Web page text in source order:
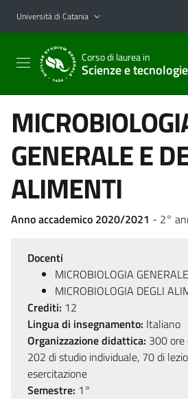
Vai al contenuto principale
Vai al menu di navigazione
Università di Catania
Corso di laurea in
Scienze e
GENERALE E
ALIMENTI
Anno accademico 2020/2021 - 2°
Docenti
MICROBIOLOGIA
MICROBIOLOGIA DEGLI
Crediti: 12
Lingua di insegnamento: Italiano
Organizzazione didattica: 300
202 di studio individuale, 70 di
esercitazione
Semestre: 1°